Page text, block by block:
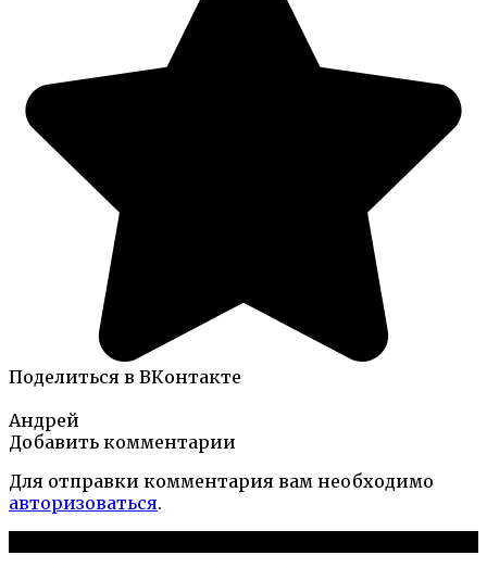
Поделиться в ВКонтакте
Андрей
Добавить комментарии
Для отправки комментария вам необходимо
авторизоваться.